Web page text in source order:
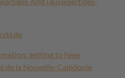
getting to New
de la Nouvelle-Calédonie